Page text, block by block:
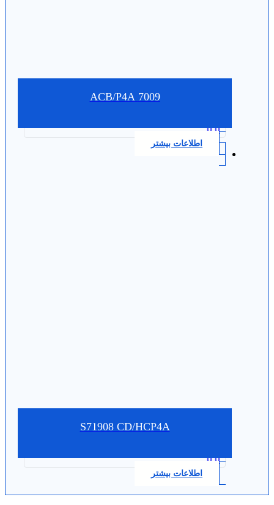
7009 ACB/P4A
0.0
اطلاعات بیشتر
S71908 CD/HCP4A
0.0
اطلاعات بیشتر